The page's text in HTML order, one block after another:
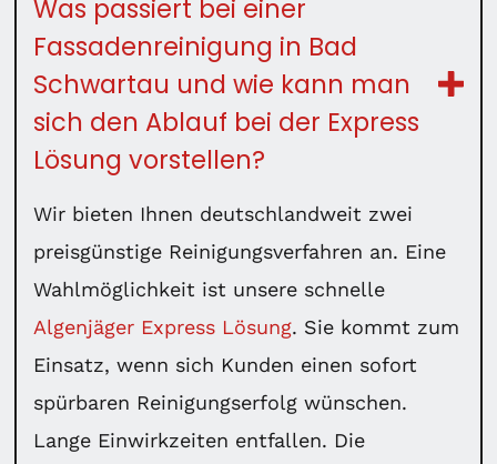
Was passiert bei einer
Fassadenreinigung in Bad
Schwartau und wie kann man
sich den Ablauf bei der Express
Lösung vorstellen?
Wir bieten Ihnen deutschlandweit zwei
preisgünstige Reinigungsverfahren an. Eine
Wahlmöglichkeit ist unsere schnelle
Algenjäger Express Lösung. Sie kommt zum
Einsatz, wenn sich Kunden einen sofort
spürbaren Reinigungserfolg wünschen.
Lange Einwirkzeiten entfallen. Die